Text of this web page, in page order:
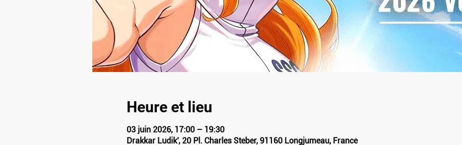
Heure et lieu
03 juin 2026, 17:00 – 19:30
Drakkar Ludik', 20 Pl. Charles Steber, 91160 Longjumeau, France